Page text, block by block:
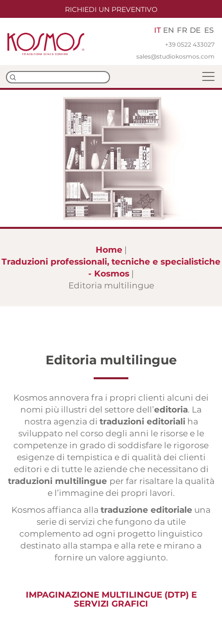
RICHIEDI UN PREVENTIVO
+39 0522 433027
sales@studiokosmos.com
IT EN FR DE ES
Certificazioni ISO
Interpretariati
Interpretariati da remoto
Speakeraggi
Sondaggi internazionali
Stage
Modulo traduttori
Prove di traduzione
Home
Traduzioni professionali, tecniche e specialistiche
- Kosmos
Editoria multilingue
Editoria multilingue
Kosmos annovera fra i propri clienti alcuni dei
nomi più illustri del settore dell’editoria. La
nostra agenzia di traduzioni editoriali ha
sviluppato nel corso degli anni le risorse e le
competenze in grado di soddisfare le rigorose
esigenze di tempistica e di qualità dei clienti
editori e di tutte le aziende che necessitano di
traduzioni multilingue per far risaltare la qualità
e l’immagine dei propri lavori.
Kosmos affianca alla traduzione editoriale una
serie di servizi che fungono da utile
complemento ad ogni progetto linguistico
destinato alla stampa e alla rete e mirano a
fornire un valore aggiunto.
IMPAGINAZIONE MULTILINGUE (DTP) E
SERVIZI GRAFICI